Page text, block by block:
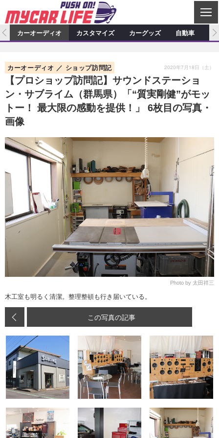
C
L
S
E
カーオーディオ
プロショップ検索
カーオーディオニュース デモカー製作記
その他
カスタマイズ特集記事 カスタマイズ新製品情報
カスタマイズニュース
カーグッズ
カーグッズ特集記事 カーグッズ新製品情報
カーグッズニュース
自動車
スクープ
アクセスランキング
カーオーディオ カスタマイズ カーグッズ 自動車
【プロショップ訪問記】サウンドステーショ
ン・サブライム（群馬県）「“質実剛健”がモッ
トー！ 最大限の感動を提供！」 6枚目の写真・
画像
カーオーディオ ショップ訪問記 2020年7月18日（土）
Photo by 太田祥三
木工室も明るく清潔。整理整頓も行き届いている。
この写真の記事